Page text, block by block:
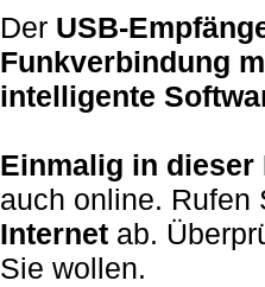
Der USB-
Funkverbindung
intelligente
Einmalig in
auch online.
Internet ab.
Sie wollen.